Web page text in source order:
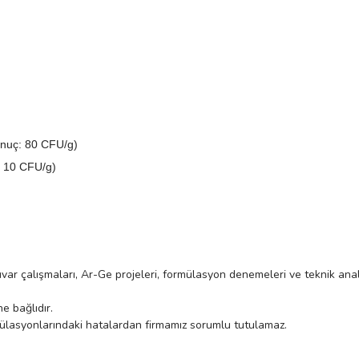
80 CFU/g)
CFU/g)
çalışmaları, Ar-Ge projeleri, formülasyon denemeleri ve teknik
bağlıdır.
hatalardan firmamız sorumlu tutulamaz.